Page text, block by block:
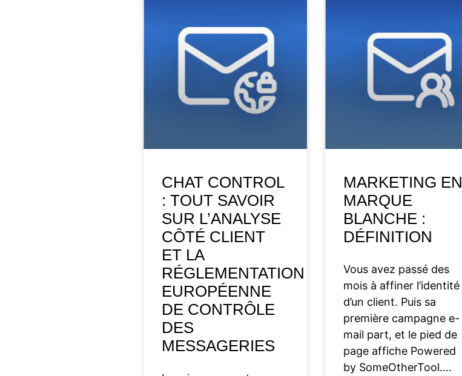
CHAT CONTROL
: TOUT SAVOIR
SUR L’ANALYSE
CÔTÉ CLIENT
ET LA
RÉGLEMENTATION
EUROPÉENNE
DE CONTRÔLE
DES
MESSAGERIES
MARKETING EN
MARQUE
BLANCHE :
DÉFINITION
Vous avez passé des
mois à affiner l’identité
d’un client. Puis sa
première campagne e-
mail part, et le pied de
page affiche Powered
by SomeOtherTool.